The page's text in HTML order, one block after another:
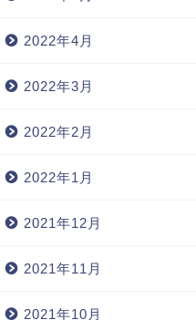
2022年4月
2022年3月
2022年2月
2022年1月
2021年12月
2021年11月
2021年10月